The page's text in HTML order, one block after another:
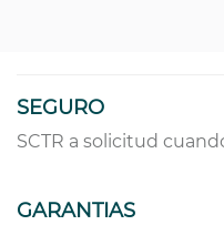
SEGURO
SCTR a solicitud
GARANTIAS